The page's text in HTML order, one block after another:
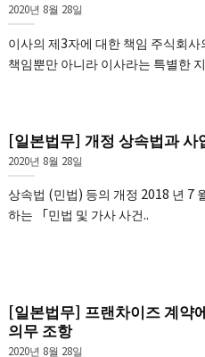
2020년 8월 28일
이사의 제3자에 대한 책임 주식회
책임뿐만 아니라 이사라는 특별한
[일본법무] 개정 상속법과 사
2020년 8월 28일
상속법 (민법) 등의 개정 2018 년 7
하는 「민법 및 가사 사건..
[일본법무] 프랜차이즈 계약
의무 조항
2020년 8월 28일